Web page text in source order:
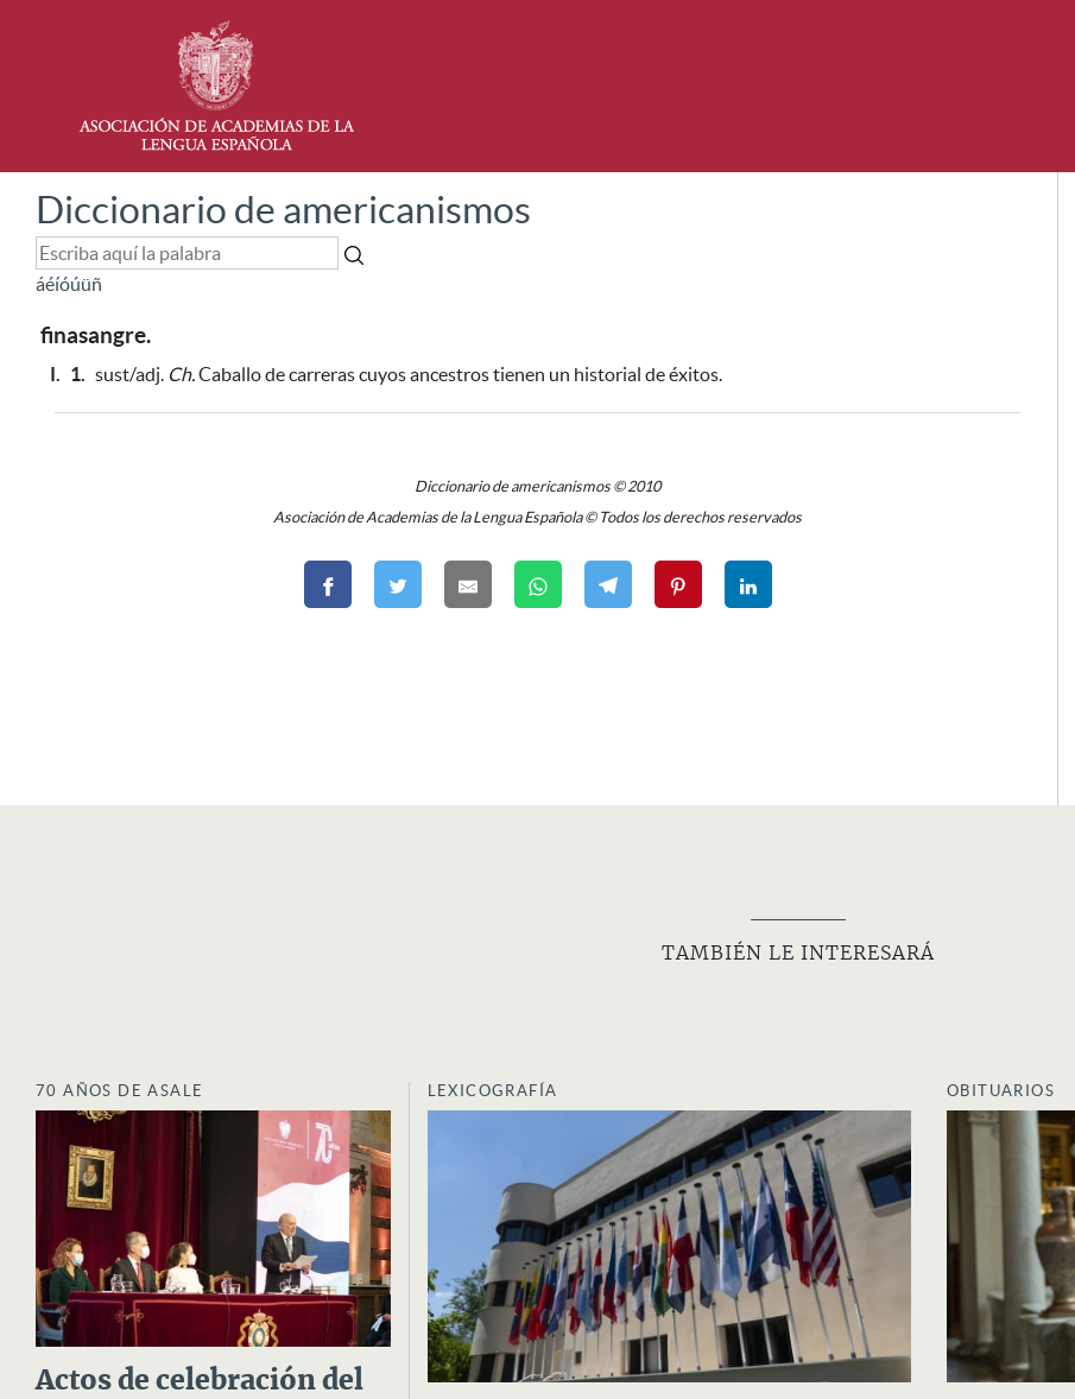
Diccionario de americanismos
áéíóúüñ
finasangre.
I. 1. sust/adj. Ch.Caballo de carrerascuyos ancestros tienen un historial de éxitos.
Diccionario de americanismos © 2010
Asociación de Academias de la Lengua Española © Todos los derechos reservados
TAMBIÉN LE INTERESARÁ
70 AÑOS DE ASALE
Actos de celebración del
LEXICOGRAFÍA OBITUARIOS